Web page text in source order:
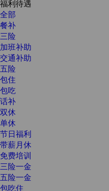
福利待遇
全部
餐补
三险
加班补助
交通补助
五险
包住
包吃
话补
双休
单休
节日福利
带薪月休
免费培训
三险一金
五险一金
包吃住